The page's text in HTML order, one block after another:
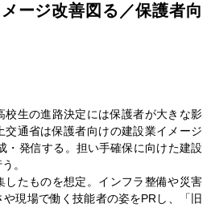
ージ改善図る／保護者向
生の進路決定には保護者が大きな影
交通省は保護者向けの建設業イメージ
・発信する。担い手確保に向けた建設
。
たものを想定。インフラ整備や災害
現場で働く技能者の姿をPRし、「旧